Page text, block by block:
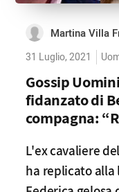
Martina Villa
31 Luglio, 2021
Gossip
fidanzato di
compagna:
L'ex cavaliere
ha replicato